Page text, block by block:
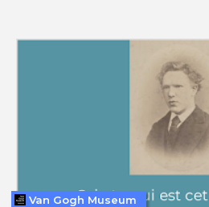
Van Gogh Museum